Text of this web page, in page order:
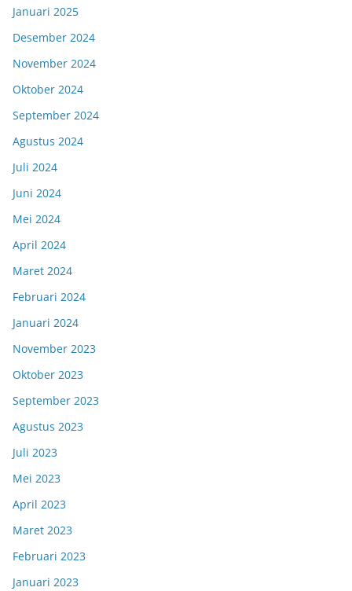
Januari 2025
Desember 2024
November 2024
Oktober 2024
September 2024
Agustus 2024
Juli 2024
Juni 2024
Mei 2024
April 2024
Maret 2024
Februari 2024
Januari 2024
November 2023
Oktober 2023
September 2023
Agustus 2023
Juli 2023
Mei 2023
April 2023
Maret 2023
Februari 2023
Januari 2023